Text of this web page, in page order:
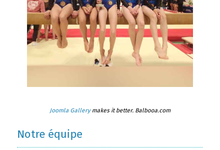
Joomla Gallerymakes it better. Balbooa.com
Notre équipe